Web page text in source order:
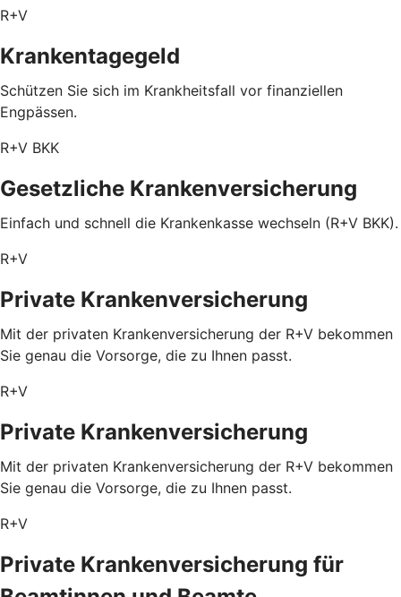
R+V
Krankentagegeld
Schützen Sie sich im Krankheitsfall vor finanziellen
Engpässen.
R+V BKK
Gesetzliche Krankenversicherung
Einfach und schnell die Krankenkasse wechseln (R+V BKK).
R+V
Private Krankenversicherung
Mit der privaten Krankenversicherung der R+V bekommen
Sie genau die Vorsorge, die zu Ihnen passt.
R+V
Private Krankenversicherung
Mit der privaten Krankenversicherung der R+V bekommen
Sie genau die Vorsorge, die zu Ihnen passt.
R+V
Private Krankenversicherung für